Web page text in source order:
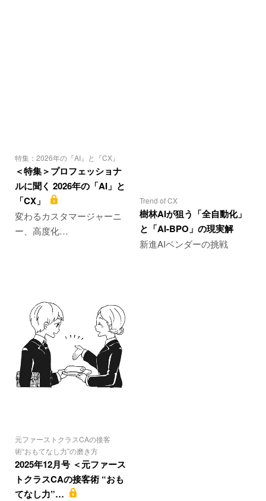
特集：2026年の『AI』と『CX』
＜特集＞プロフェッショナ
ルに聞く 2026年の「AI」と
「CX」
変わるカスタマージャーニ
ー、高度化…
Trend of CX
樹林AIが狙う「全自動化」
と「AI-BPO」の現実解
新進AIベンダーの挑戦
元ファーストクラスCAの接客
術“おもてなし力”の磨き方
2025年12月号 ＜元ファース
トクラスCAの接客術 “おも
てなし力”…